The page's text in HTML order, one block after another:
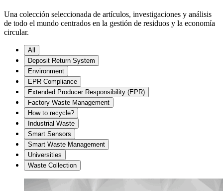
Una colección seleccionada de artículos, investigaciones y análisis
de todo el mundo centrados en la gestión de residuos y la economía
circular.
All
Deposit Return System
Environment
EPR Compliance
Extended Producer Responsibility (EPR)
Factory Waste Management
How to recycle?
Industrial Waste
Smart Sensors
Smart Waste Management
Universities
Waste Collection